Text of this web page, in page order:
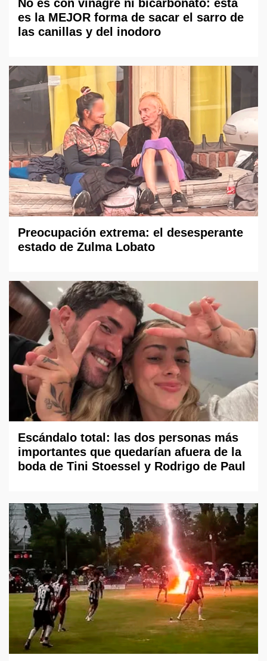
No es con vinagre ni bicarbonato: esta
es la MEJOR forma de sacar el sarro de
las canillas y del inodoro
Preocupación extrema: el desesperante
estado de Zulma Lobato
Escándalo total: las dos personas más
importantes que quedarían afuera de la
boda de Tini Stoessel y Rodrigo de Paul